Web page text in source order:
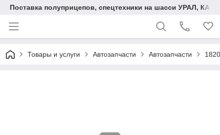
Поставка полуприцепов, спецтехники на шасси УРАЛ,
Товары и услуги Автозапчасти Автозапчасти